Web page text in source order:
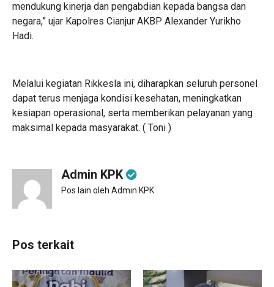
mendukung kinerja dan pengabdian kepada bangsa dan
negara,” ujar Kapolres Cianjur AKBP Alexander Yurikho
Hadi.
Melalui kegiatan Rikkesla ini, diharapkan seluruh personel
dapat terus menjaga kondisi kesehatan, meningkatkan
kesiapan operasional, serta memberikan pelayanan yang
maksimal kepada masyarakat. ( Toni )
Admin KPK
Pos lain oleh Admin KPK
Pos terkait